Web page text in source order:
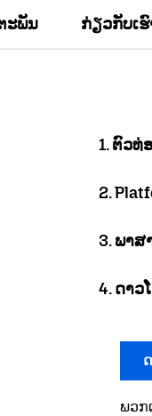
ະພັນ ກ່ຽວກັບເຮົ
1. ຕົວທ່
2.
3. ພາສ
4. ດາວ
ພວກ